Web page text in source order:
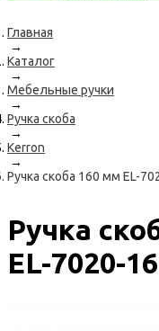
Главная
→
Каталог
→
Мебельные ручки
→
Ручка скоба
→
Kerron
→
Ручка скоба 160 мм EL-
Ручка
EL-7020-